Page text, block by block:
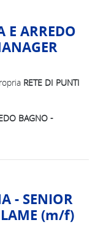
E ARREDO
RETE DI PUNTI
BAGNO -
- SENIOR
(m/f)